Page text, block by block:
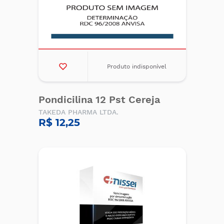
Produto indisponível
Pondicilina 12 Pst Cereja
TAKEDA PHARMA LTDA.
R$ 12,25